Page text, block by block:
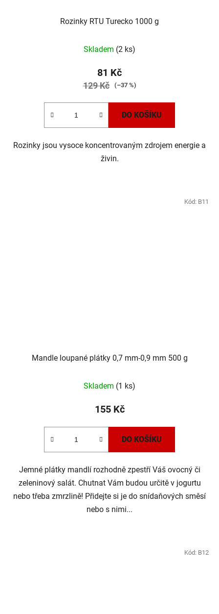
Rozinky RTU Turecko 1000 g
Skladem (2 ks)
81 Kč
129 Kč (–37 %)
DO KOŠÍKU
Rozinky jsou vysoce koncentrovaným zdrojem energie a
živin.
Mandle loupané plátky 0,7 mm-0,9 mm 500 g
Skladem (1 ks)
155 Kč
DO KOŠÍKU
Jemné plátky mandlí rozhodně zpestří Váš ovocný či
zeleninový salát. Chutnat Vám budou určitě v jogurtu
nebo třeba zmrzlině! Přidejte si je do snídaňových směsí
nebo s nimi...
Kód: B11
Kód: B12